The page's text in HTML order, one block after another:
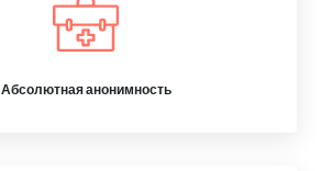
Абсолютная анонимность